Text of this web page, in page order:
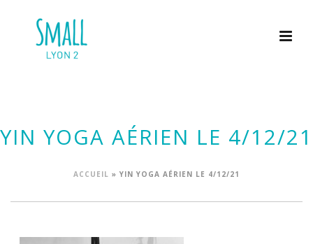
YIN YOGA AÉRIEN LE 4/12/21
ACCUEIL » YIN YOGA AÉRIEN LE 4/12/21